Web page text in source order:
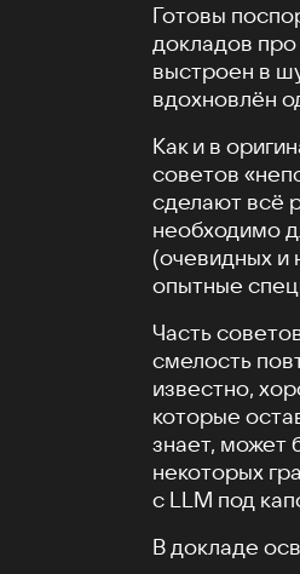
Готовы
докладов
выстроен в
вдохновлён
Как и в
советов
сделают всё
необходимо
(очевидных и
опытные
Часть
смелость
известно,
которые
знает, может
некоторых
c LLM под
В докладе